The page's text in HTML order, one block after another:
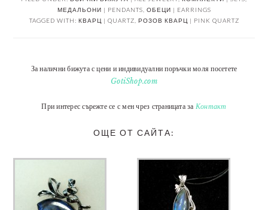
МЕДАЛЬОНИ | PENDANTS ОБЕЦИ | EARRINGS
TAGGED WITH: КВАРЦ | QUARTZ РОЗОВ КВАРЦ | PINK QUARTZ
За налични бижута с цени и индивидуални поръчки моля посетете
GotiShop.com
При интерес сърежте се с мен чрез страницата за Контакт
ОЩЕ ОТ САЙТА: